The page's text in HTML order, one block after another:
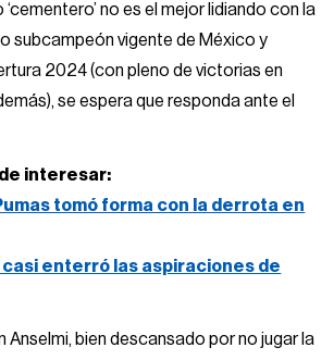
no es el mejor lidiando con la
subcampeón vigente de México y
2024 (con pleno de victorias en
se espera que responda ante el
interesar:
tomó forma con la derrota en
casi enterró las aspiraciones de
Anselmi, bien descansado por no jugar la